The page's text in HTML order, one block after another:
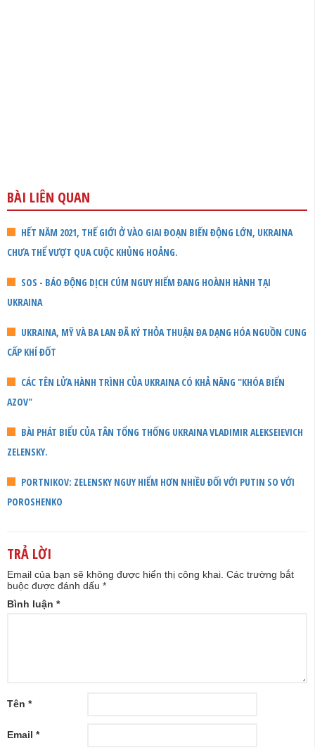
BÀI LIÊN QUAN
HẾT NĂM 2021, THẾ GIỚI Ở VÀO GIAI ĐOẠN BIẾN ĐỘNG LỚN, UKRAINA
CHƯA THỂ VƯỢT QUA CUỘC KHỦNG HOẢNG.
SOS - BÁO ĐỘNG DỊCH CÚM NGUY HIỂM ĐANG HOÀNH HÀNH TẠI
UKRAINA
UKRAINA, MỸ VÀ BA LAN ĐÃ KÝ THỎA THUẬN ĐA DẠNG HÓA NGUỒN CUNG
CẤP KHÍ ĐỐT
CÁC TÊN LỬA HÀNH TRÌNH CỦA UKRAINA CÓ KHẢ NĂNG "KHÓA BIỂN
AZOV"
BÀI PHÁT BIỂU CỦA TÂN TỔNG THỐNG UKRAINA VLADIMIR ALEKSEIEVICH
ZELENSKY.
PORTNIKOV: ZELENSKY NGUY HIỂM HƠN NHIỀU ĐỐI VỚI PUTIN SO VỚI
POROSHENKO
TRẢ LỜI
Email của bạn sẽ không được hiển thị công khai. Các trường bắt
buộc được đánh dấu *
Bình luận *
Tên *
Email *